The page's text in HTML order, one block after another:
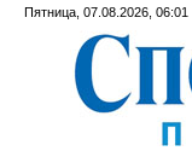
Пятница, 07.08.2026, 06:01